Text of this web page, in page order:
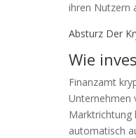
ihren Nutzern
Absturz Der
Wie
Finanzamt
Unternehmen
Marktrichtung
automatisch